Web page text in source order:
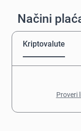
Načini
Kriptovalute
Proveri